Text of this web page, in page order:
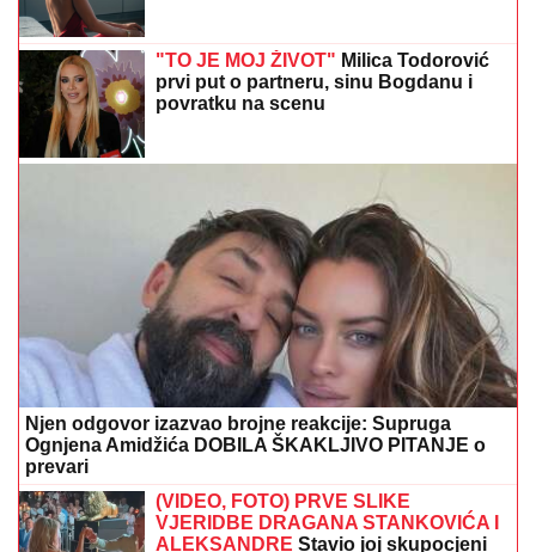
Njen odgovor izazvao brojne reakcije: Supruga
Ognjena Amidžića DOBILA ŠKAKLJIVO PITANJE o
prevari
(VIDEO, FOTO) PRVE SLIKE
VJERIDBE DRAGANA STANKOVIĆA I
ALEKSANDREStavio joj skupocjeni
prsten, dok je ona blistala u srebrnoj
VRUĆINA MIJENJA DEJSTVO
LIJEKOVAOva grupa ljudi mora biti
posebno oprezna